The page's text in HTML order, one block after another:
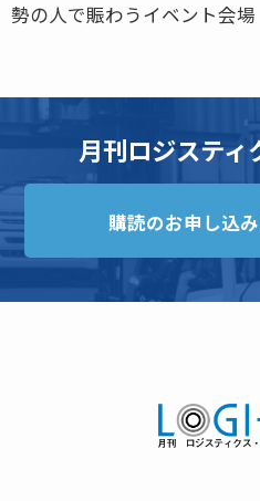
勢の人で賑わうイベント会場
月刊ロジスティ
購読のお申し込